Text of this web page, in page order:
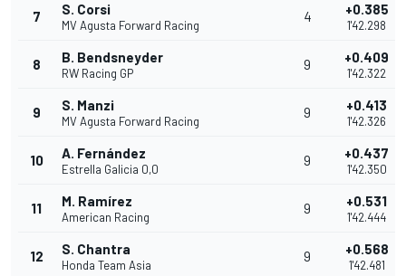
7 S. Corsi
MV Agusta Forward Racing
4 +0.385
1'42.298
8 B. Bendsneyder
RW Racing GP
9 +0.409
1'42.322
9 S. Manzi
MV Agusta Forward Racing
9 +0.413
1'42.326
10 A. Fernández
Estrella Galicia 0,0
9 +0.437
1'42.350
11 M. Ramírez
American Racing
9 +0.531
1'42.444
12 S. Chantra
Honda Team Asia
9 +0.568
1'42.481